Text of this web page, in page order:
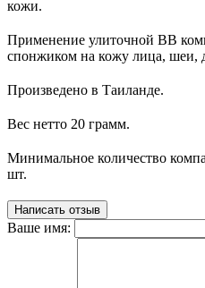
кожи.
Применение улиточной ВВ
спонжиком на кожу лица, шеи,
Произведено в Таиланде.
Вес нетто 20 грамм.
Минимальное количество
шт.
Написать отзыв
Ваше имя: